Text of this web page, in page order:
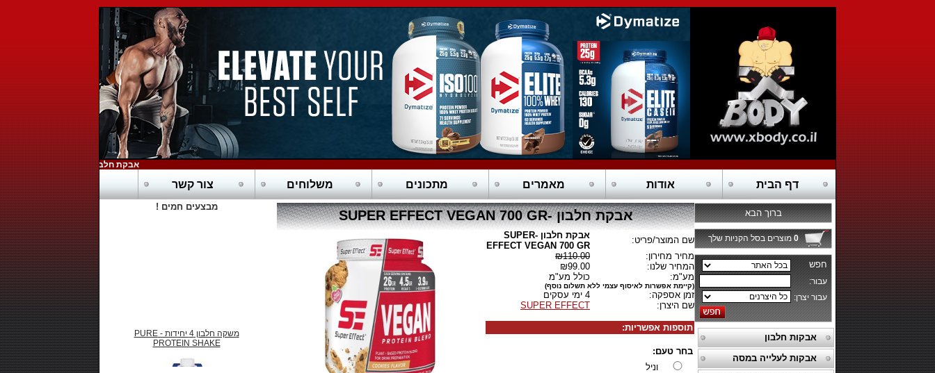
אבקת חלבון כשרה בדץ - POWERTECH-PURE WHEY HD
דף הבית אודות מאמרים מתכונים משלוחים צור קשר
ברוך הבא
0 מוצרים בסל הקניות שלך
אבקות חלבון
אבקות לעלייה במסה
אבקת חלבון -SUPER EFFECT VEGAN 700 GR
שם המוצר/פריט:
אבקת חלבון -SUPER
EFFECT VEGAN 700 GR
מחיר מחירון:
₪110.00
המחיר שלנו:
₪99.00
מע"מ:
כולל מע"מ
(קיימת אפשרות לאיסוף עצמי ללא תשלום נוסף)
זמן אספקה:
4 ימי עסקים
שם היצרן:
SUPER EFFECT
תוספות אפשריות:
בחר טעם:
וניל
מבצעים חמים !
PROTEIN SHAKE